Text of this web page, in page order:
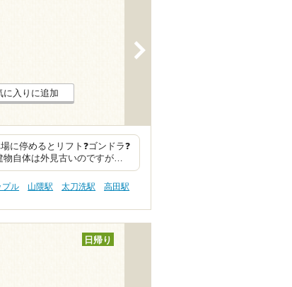
に入りに追加
停めるとリフト❓ゴンドラ❓
物自体は外見古いのですが…
プル 山隈駅 太刀洗駅
高田駅
日帰り